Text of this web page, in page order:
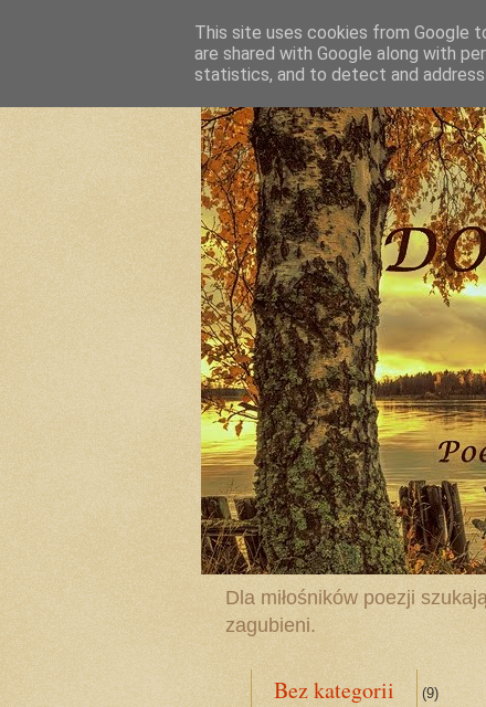
Dla miłośników poezji
zagubieni.
Bez kategorii (9)
This site uses cookies from Google
are shared with Google along with
statistics, and to detect and address